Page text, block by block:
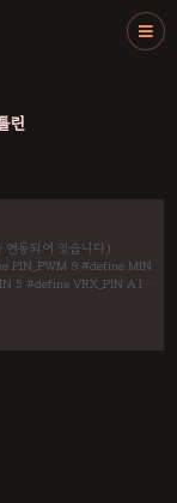
린
동되어 있습니다.)
PIN_PWM 9 #define MIN
5 #define VRX_PIN A1
Servo moter; int theta;
loop() { Serial.print(joystic-